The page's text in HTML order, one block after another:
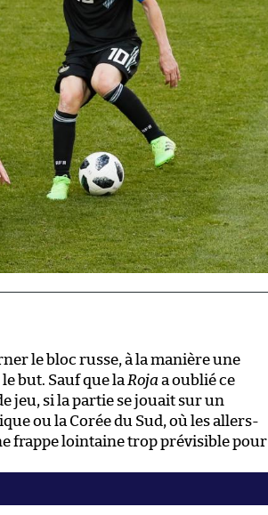
le bloc russe, à la manière une
but. Sauf que la Roja a oublié ce
jeu, si la partie se jouait sur un
ou la Corée du Sud, où les allers-
frappe lointaine trop prévisible pour